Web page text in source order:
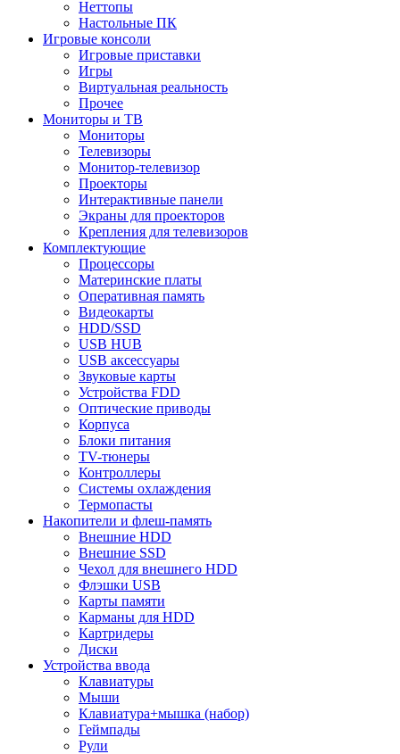
Неттопы
Настольные ПК
Игровые консоли
Игровые приставки
Игры
Виртуальная реальность
Прочее
Мониторы и ТВ
Мониторы
Телевизоры
Монитор-телевизор
Проекторы
Интерактивные панели
Экраны для проекторов
Крепления для телевизоров
Комплектующие
Процессоры
Материнские платы
Оперативная память
Видеокарты
HDD/SSD
USB HUB
USB аксессуары
Звуковые карты
Устройства FDD
Оптические приводы
Корпуса
Блоки питания
TV-тюнеры
Контроллеры
Системы охлаждения
Термопасты
Накопители и флеш-память
Внешние HDD
Внешние SSD
Чехол для внешнего HDD
Флэшки USB
Карты памяти
Карманы для HDD
Картридеры
Диски
Устройства ввода
Клавиатуры
Мыши
Клавиатура+мышка (набор)
Геймпады
Рули